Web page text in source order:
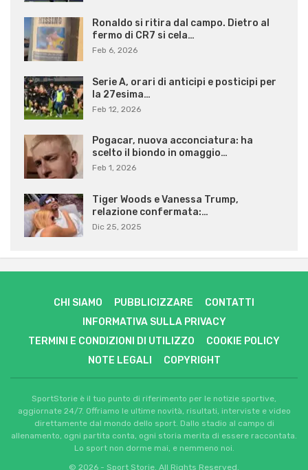
Ronaldo si ritira dal campo. Dietro al
fermo di CR7 si cela…
Feb 6, 2026
Serie A, orari di anticipi e posticipi per
la 27esima…
Feb 12, 2026
Pogacar, nuova acconciatura: ha
scelto il biondo in omaggio…
Feb 1, 2026
Tiger Woods e Vanessa Trump,
relazione confermata:…
Dic 25, 2025
CHI SIAMO PUBBLICIZZARE
CONTATTI
INFORMATIVA SULLA PRIVACY
TERMINI E CONDIZIONI DI UTILIZZO
COOKIE POLICY
NOTE LEGALI
COPYRIGHT
SportStorie è il tuo punto di riferimento per le notizie sportive,
aggiornate 24/7. Offriamo le ultime novità, risultati, interviste e video
direttamente dal mondo dello sport. Dallo stadio al campo di
allenamento, ogni partita conta, ogni storia merita di essere raccontata.
Lo sport non dorme mai, e nemmeno noi.
© 2026 - Sport Storie. All Rights Reserved.